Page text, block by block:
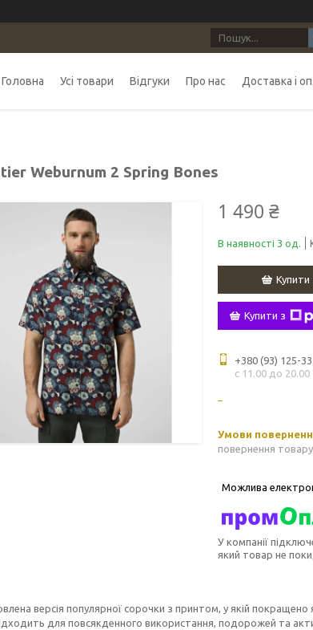
Головна Усі товари Відгуки Про нас Доставка і
Weburnum 2 Spring Bones
1 490 ₴
В наявності 3 од.
Купити
Купити з
+380 (93) 125-
с 11.00 до 20.00
повернення
У компанії
який товар не
версія популярної сорочки з принтом, у якій
для повсякденного використання, подорожей та